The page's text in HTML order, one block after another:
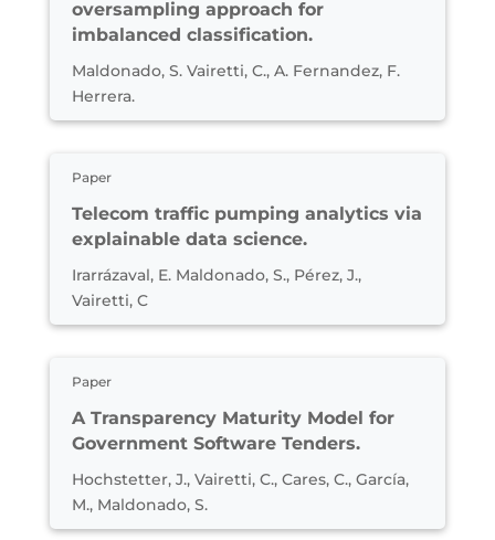
oversampling approach for
imbalanced classification.
Maldonado, S. Vairetti, C., A. Fernandez, F.
Herrera.
Paper
Telecom traffic pumping analytics via
explainable data science.
Irarrázaval, E. Maldonado, S., Pérez, J.,
Vairetti, C
Paper
A Transparency Maturity Model for
Government Software Tenders.
Hochstetter, J., Vairetti, C., Cares, C., García,
M., Maldonado, S.